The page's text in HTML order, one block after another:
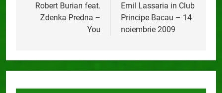
Robert Burian feat.
Zdenka Predna –
You
Emil Lassaria in Club
Principe Bacau – 14
noiembrie 2009